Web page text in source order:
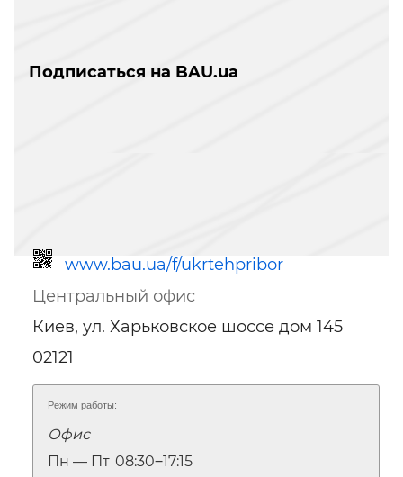
Подписаться на BAU.ua
www.bau.ua/f/ukrtehpribor
Центральный офис
Киев, ул. Харьковское шоссе дом 145
02121
Режим работы:
Офис
Пн — Пт 08:30‒17:15